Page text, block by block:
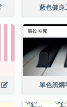
藍色健身
單色黑鋼